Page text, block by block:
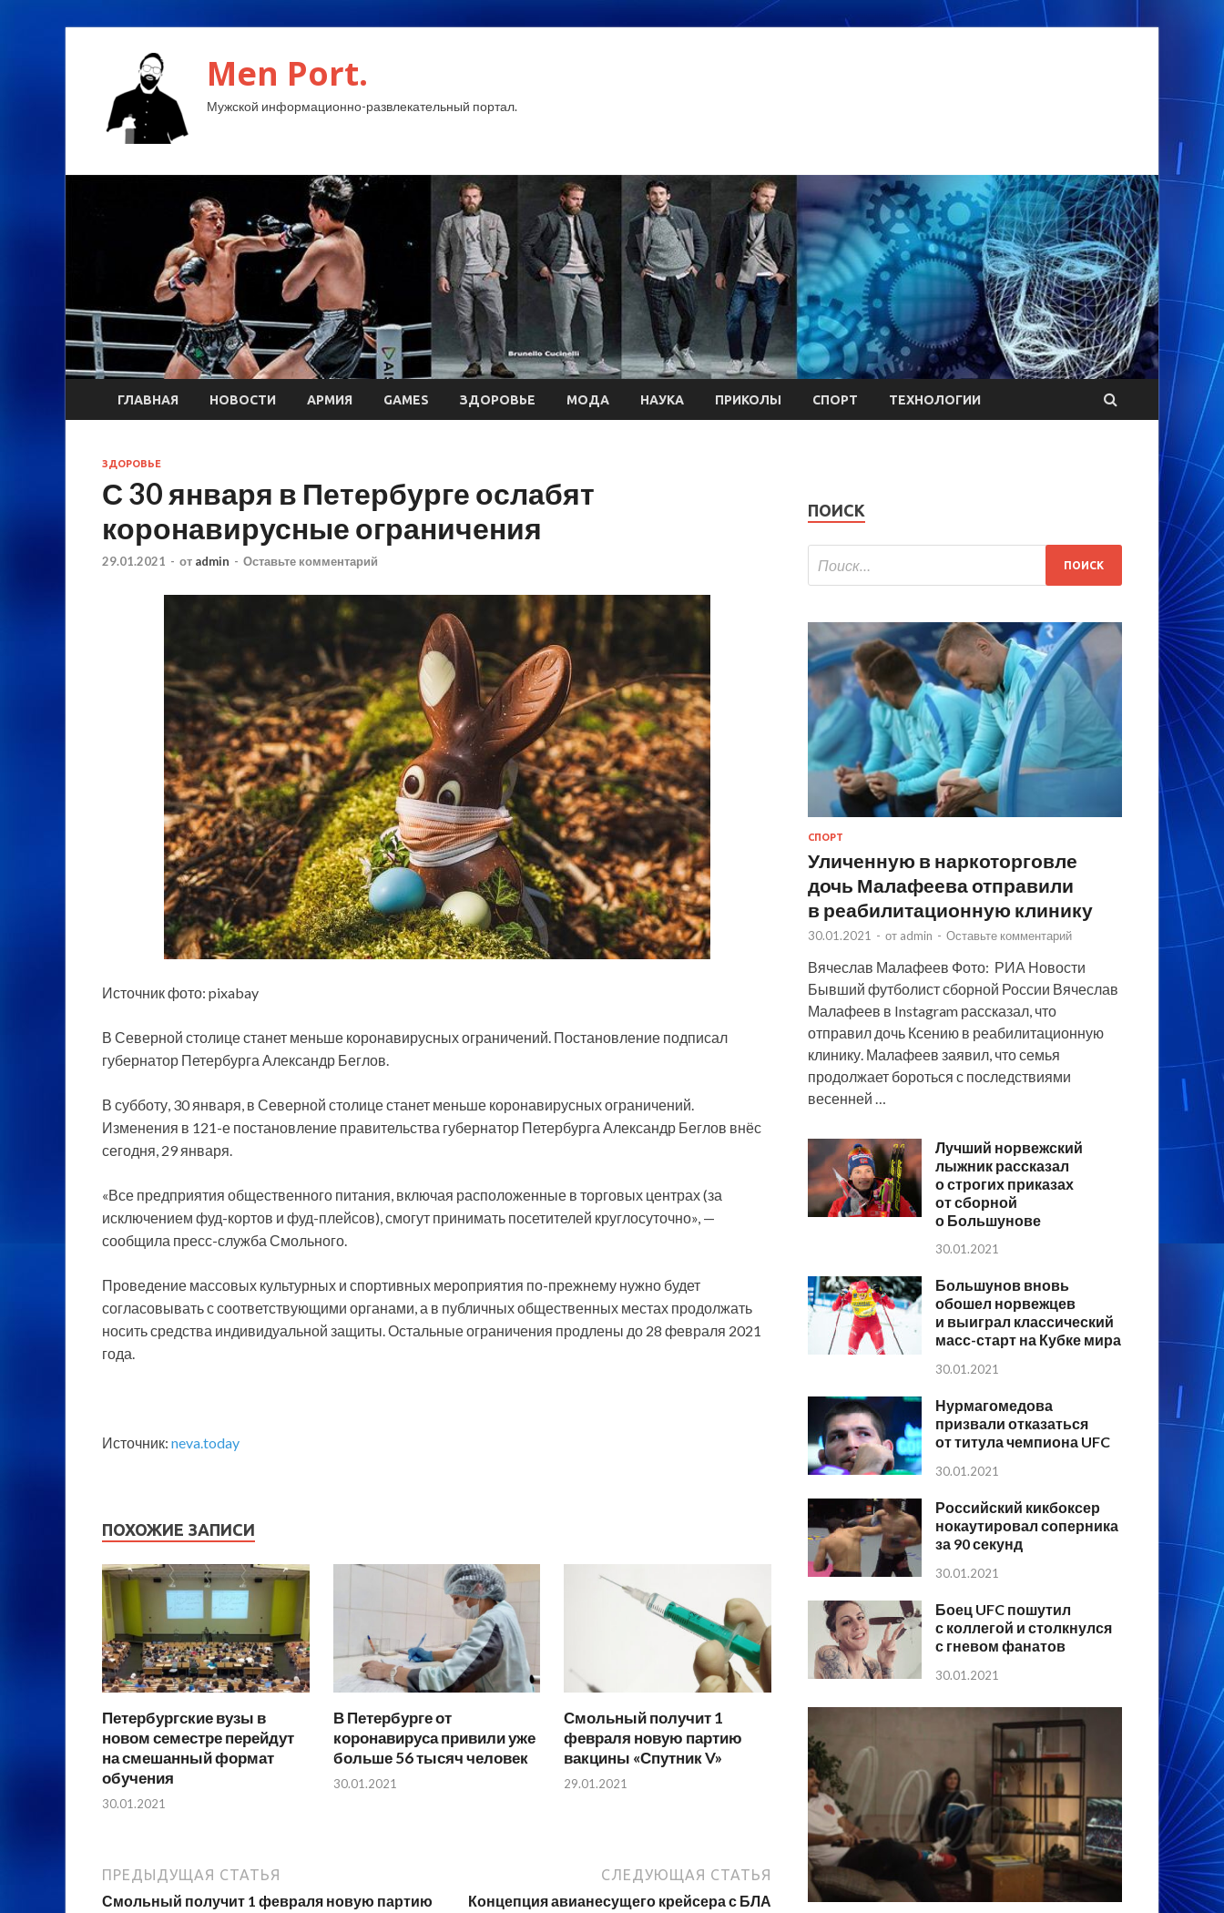
Men Port.
Мужской информационно-развлекательный портал.
ГЛАВНАЯ НОВОСТИ АРМИЯ GAMES ЗДОРОВЬЕ МОДА НАУКА ПРИКОЛЫ СПОРТ ТЕХНОЛОГИИ
ЗДОРОВЬЕ
С 30 января в Петербурге ослабят
коронавирусные ограничения
29.01.2021 - от admin - Оставьте комментарий
Источник фото: pixabay
В Северной столице станет меньше коронавирусных ограничений. Постановление подписал
губернатор Петербурга Александр Беглов.
В субботу, 30 января, в Северной столице станет меньше коронавирусных ограничений.
Изменения в 121-е постановление правительства губернатор Петербурга Александр Беглов внёс
сегодня, 29 января.
«Все предприятия общественного питания, включая расположенные в торговых центрах (за
исключением фуд-кортов и фуд-плейсов), смогут принимать посетителей круглосуточно», —
сообщила пресс-служба Смольного.
Проведение массовых культурных и спортивных мероприятия по-прежнему нужно будет
согласовывать с соответствующими органами, а в публичных общественных местах продолжать
носить средства индивидуальной защиты. Остальные ограничения продлены до 28 февраля 2021
года.
Источник: neva.today
ПОХОЖИЕ ЗАПИСИ
Петербургские вузы в
новом семестре перейдут
на смешанный формат
обучения
30.01.2021
В Петербурге от
коронавируса привили уже
больше 56 тысяч человек
30.01.2021
Смольный получит 1
февраля новую партию
вакцины «Спутник V»
29.01.2021
ПРЕДЫДУЩАЯ СТАТЬЯ
Смольный получит 1 февраля новую партию
СЛЕДУЮЩАЯ СТАТЬЯ
Концепция авианесущего крейсера с БЛА
ПОИСК
СПОРТ
Уличенную в наркоторговле
дочь Малафеева отправили
в реабилитационную клинику
30.01.2021 - от admin - Оставьте комментарий
Вячеслав Малафеев Фото: РИА Новости
Бывший футболист сборной России Вячеслав
Малафеев в Instagram рассказал, что
отправил дочь Ксению в реабилитационную
клинику. Малафеев заявил, что семья
продолжает бороться с последствиями
весенней …
Лучший норвежский
лыжник рассказал
о строгих приказах
от сборной
о Большунове
30.01.2021
Большунов вновь
обошел норвежцев
и выиграл классический
масс-старт на Кубке мира
30.01.2021
Нурмагомедова
призвали отказаться
от титула чемпиона UFC
30.01.2021
Российский кикбоксер
нокаутировал соперника
за 90 секунд
30.01.2021
Боец UFC пошутил
с коллегой и столкнулся
с гневом фанатов
30.01.2021